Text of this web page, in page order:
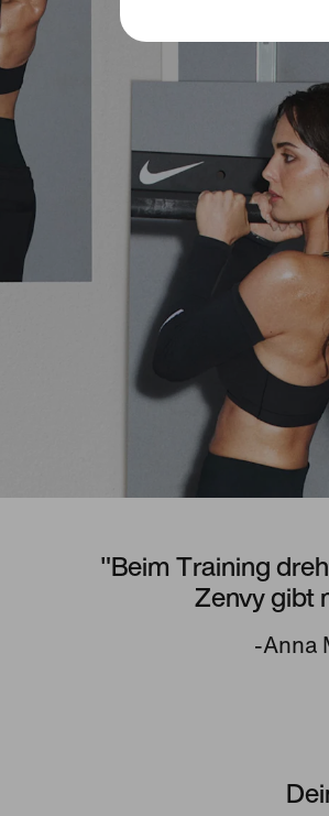
"Beim Training
Zenvy gibt
-Anna